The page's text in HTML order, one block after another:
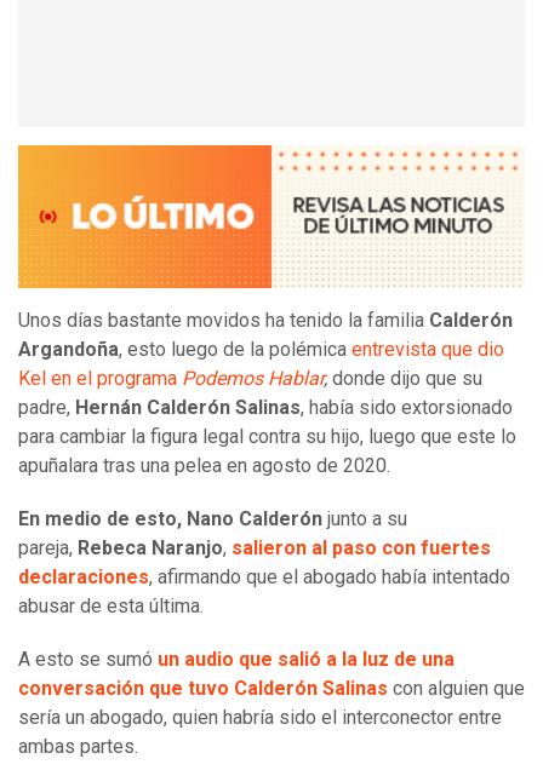
Unos días bastante movidos ha tenido la familia Calderón
Argandoña, esto luego de la polémica entrevista que dio
Kel en el programa Podemos Hablar,donde dijo que su
padre, Hernán Calderón Salinas, había sido extorsionado
para cambiar la figura legal contra su hijo, luego que este lo
apuñalara tras una pelea en agosto de 2020.
En medio de esto, Nano Calderón junto a su
pareja, Rebeca Naranjo, salieron al paso con fuertes
declaraciones, afirmando que el abogado había intentado
abusar de esta última.
A esto se sumó un audio que salió a la luz de una
conversación que tuvo Calderón Salinas con alguien que
sería un abogado, quien habría sido el interconector entre
ambas partes.